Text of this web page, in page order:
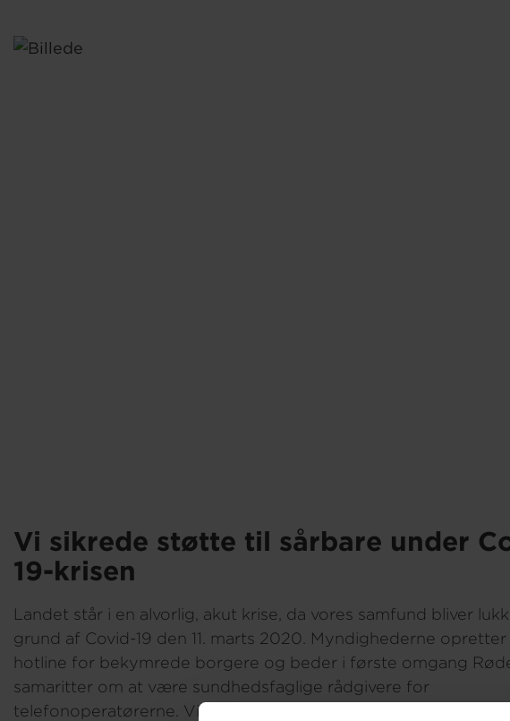
Vi sikrede støtte til sårbare under
19-krisen
Landet står i en alvorlig, akut krise, da vores samfund bliver
grund af Covid-19 den 11. marts 2020. Myndighederne opretter
hotline for bekymrede borgere og beder i første omgang
samaritter om at være sundhedsfaglige rådgivere for
telefonoperatørerne. Vi træner myndigheds-personalet i